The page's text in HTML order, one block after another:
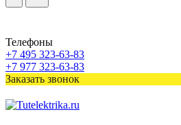
Телефоны
+7 495 323-63-83
+7 977 323-63-83
Заказать звонок